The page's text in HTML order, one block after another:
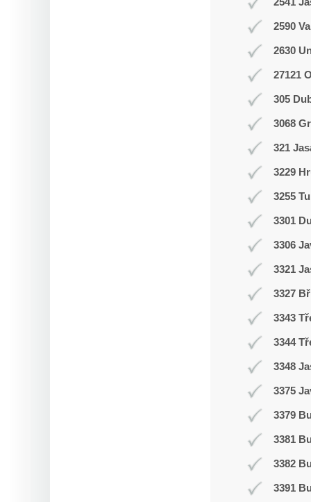
2590
2630
27121
305
3068
321
3229
3255
3301
3306
3321
3327
3343
3344
3348
3375
3379
3381
3382
3391